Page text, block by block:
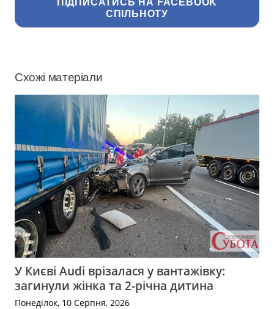
СПІЛЬНОТУ
Схожі матеріали
У Києві Audi врізалася у вантажівку:
загинули жінка та 2-річна дитина
Понеділок, 10 Серпня, 2026